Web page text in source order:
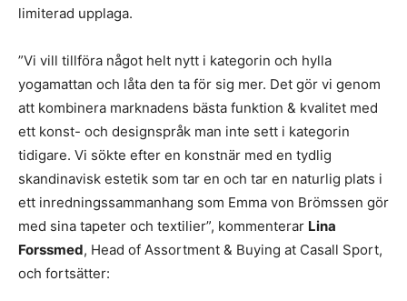
limiterad upplaga.
”Vi vill tillföra något helt nytt i kategorin och hylla
yogamattan och låta den ta för sig mer. Det gör vi genom
att kombinera marknadens bästa funktion & kvalitet med
ett konst- och designspråk man inte sett i kategorin
tidigare. Vi sökte efter en konstnär med en tydlig
skandinavisk estetik som tar en och tar en naturlig plats i
ett inredningssammanhang som Emma von Brömssen gör
med sina tapeter och textilier”, kommenterar Lina
Forssmed, Head of Assortment & Buying at Casall Sport,
och fortsätter: